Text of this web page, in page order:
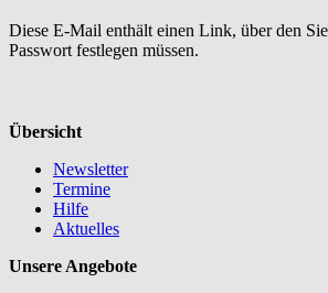
Diese E-Mail enthält einen Link, über den
Passwort festlegen müssen.
Übersicht
Newsletter
Termine
Hilfe
Aktuelles
Unsere Angebote